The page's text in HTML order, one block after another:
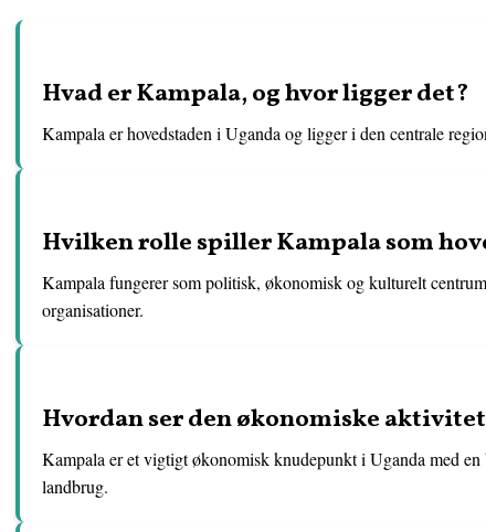
Hvad er Kampala, og hvor ligger det?
Kampala er hovedstaden i Uganda og ligger i den centrale
Hvilken rolle spiller Kampala som
Kampala fungerer som politisk, økonomisk og kulturelt
organisationer.
Hvordan ser den økonomiske
Kampala er et vigtigt økonomisk knudepunkt i Uganda med
landbrug.